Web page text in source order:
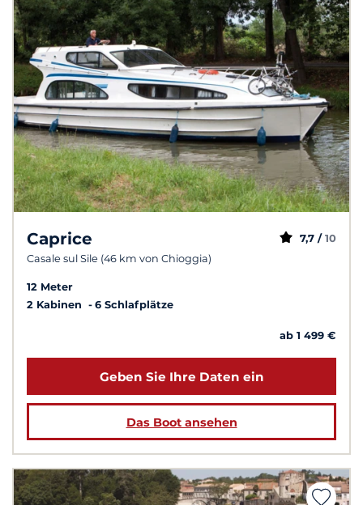
Caprice
Casale sul Sile (46 km von Chioggia)
7,7 / 10
12 Meter
2 Kabinen
6 Schlafplätze
ab 1 499 €
Geben Sie Ihre Daten ein
Das Boot ansehen